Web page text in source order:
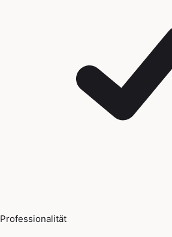
Professionalität